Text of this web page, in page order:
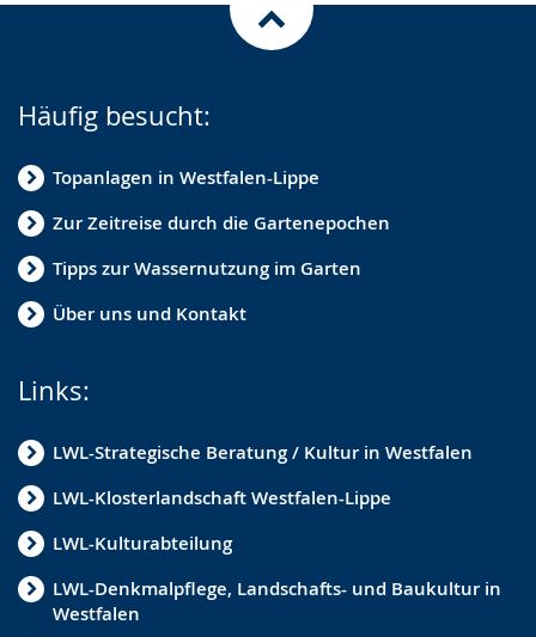
Häufig besucht:
Topanlagen in Westfalen-Lippe
Zur Zeitreise durch die Gartenepochen
Tipps zur Wassernutzung im Garten
Über uns und Kontakt
Links:
LWL-Strategische Beratung / Kultur in Westfalen
LWL-Klosterlandschaft Westfalen-Lippe
LWL-Kulturabteilung
LWL-Denkmalpflege, Landschafts- und Baukultur in
Westfalen